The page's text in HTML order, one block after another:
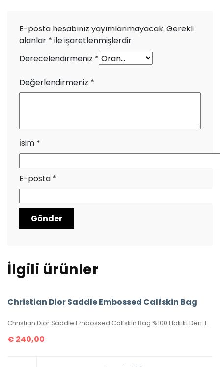
E-posta hesabınız yayımlanmayacak. Gerekli
alanlar * ile işaretlenmişlerdir
Derecelendirmeniz *
Değerlendirmeniz *
İsim *
E-posta *
İlgili ürünler
Christian Dior Saddle Embossed Calfskin Bag
Christian Dior Saddle Embossed Calfskin Bag %100 Hakiki Deri. Elde, kolda veya omuzda taşımaya uygundur. Yüksek kalite, işçilikli, tamamen birebir üründür.Seri numaralıdır.Ebatı 25x20x6 cm dir. Kutulu, toz torbalı, sertifikalıdır.
€ 240,00